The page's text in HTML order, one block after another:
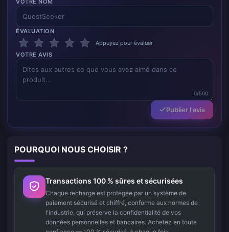
ÉVALUATION
Appuyez pour évaluer
VOTRE AVIS
0/500
Publier l'avis
POURQUOI NOUS CHOISIR ?
Transactions 100 % sûres et sécurisées
Chaque recharge est protégée par un système de
paiement sécurisé et chiffré, conforme aux normes de
l'industrie, qui préserve la confidentialité de vos
données personnelles et bancaires. Achetez en toute